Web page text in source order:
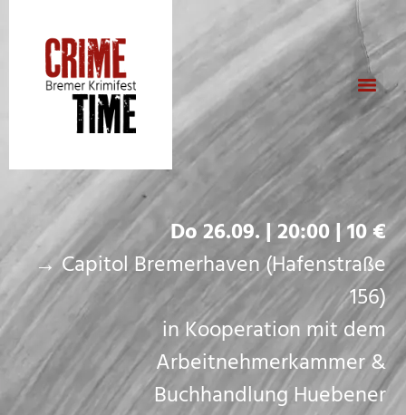
Do 26.09. | 20:00 | 10 €
→ Capitol Bremerhaven (Hafenstraße
156)
in Kooperation mit dem
Arbeitnehmerkammer &
Buchhandlung Huebener